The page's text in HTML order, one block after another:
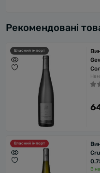
Рекомендовані
Власний імпорт
Власний імпорт
В